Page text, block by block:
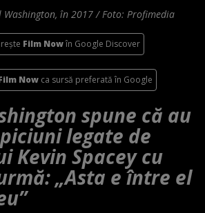
Washington, în 2017 / Foto: Profimedia
Film Nowîn Google Discover
Now ca sursă preferată în Google
spune că au
legate de
Kevin Spacey cu
„Asta e între el